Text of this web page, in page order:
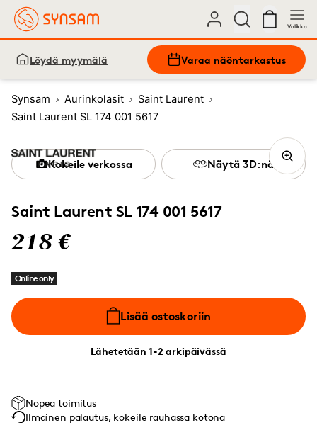
Valikko
Löydä myymälä Varaa näöntarkastus
Synsam Aurinkolasit
Saint Laurent
Saint Laurent SL 174 001 5617
Saint Laurent SL 174 001 5617
218 €
Online only
Lisää ostoskoriin
Lähetetään 1-2 arkipäivässä
Kokeile verkossa Näytä 3D:nä
Nopea toimitus
Ilmainen palautus, kokeile rauhassa kotona